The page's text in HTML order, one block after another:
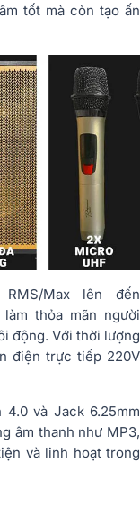
tốt mà còn tạo ấn
Max lên đến
làm thỏa mãn người
động. Với thời lượng
điện trực tiếp 220V
và Jack 6.25mm
âm thanh như MP3,
và linh hoạt trong